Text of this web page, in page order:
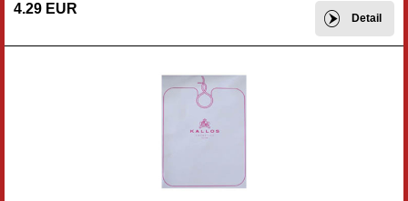
4.29 EUR
Detail